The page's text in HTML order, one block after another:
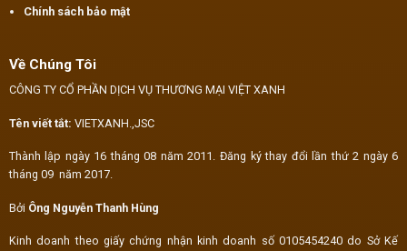
Chính sách bảo mật
Về Chúng Tôi
CÔNG TY CỔ PHẦN DỊCH VỤ THƯƠNG MẠI VIỆT XANH
Tên viết tắt: VIETXANH.,JSC
Thành lập ngày 16 tháng 08 năm 2011. Đăng ký thay đổi lần thứ 2 ngày 6
tháng 09 năm 2017.
Bởi Ông Nguyễn Thanh Hùng
Kinh doanh theo giấy chứng nhận kinh doanh số 0105454240 do Sở Kế